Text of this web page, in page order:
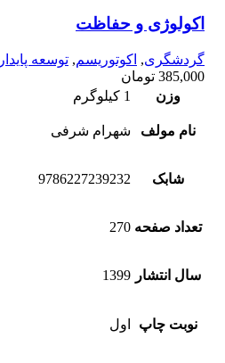
اکولوژی و حفاظت
گردشگری, اکوتوریسم, توسعه پایدار
385,000 تومان
وزن
1 کیلوگرم
نام مولف شهرام شرفی
شابک 9786227239232
تعداد صفحه 270
سال انتشار 1399
نوبت چاپ اول